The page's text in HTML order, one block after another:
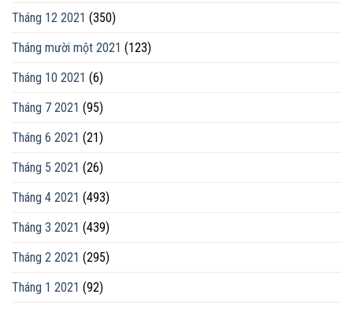
Tháng 12 2021 (350)
Tháng mười một 2021 (123)
Tháng 10 2021 (6)
Tháng 7 2021 (95)
Tháng 6 2021 (21)
Tháng 5 2021 (26)
Tháng 4 2021 (493)
Tháng 3 2021 (439)
Tháng 2 2021 (295)
Tháng 1 2021 (92)